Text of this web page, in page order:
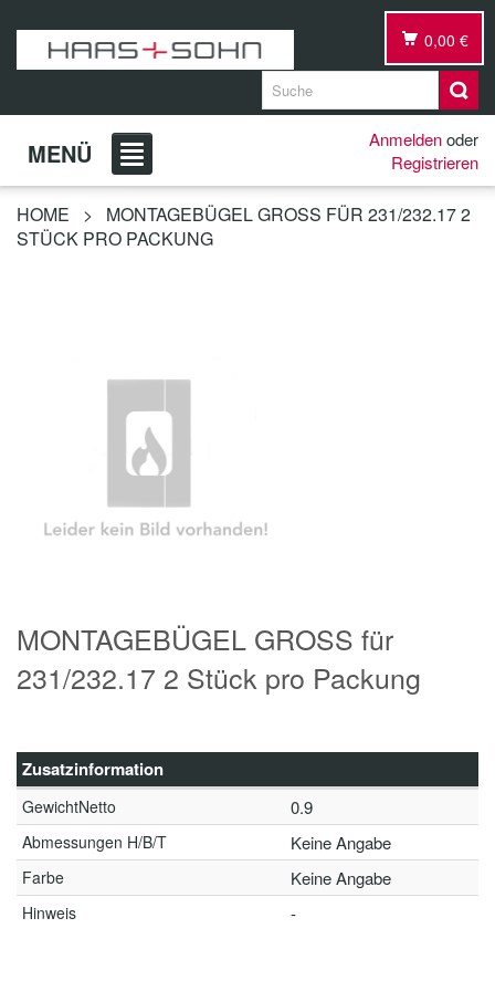
0,00 €
MENÜ Anmeldenoder
Registrieren
HOME >
MONTAGEBÜGEL GROSS FÜR 231/232.17 2
STÜCK PRO PACKUNG
MONTAGEBÜGEL GROSS für
231/232.17 2 Stück pro Packung
Zusatzinformation
GewichtNetto 0.9
Abmessungen H/B/T Keine Angabe
Farbe Keine Angabe
Hinweis -